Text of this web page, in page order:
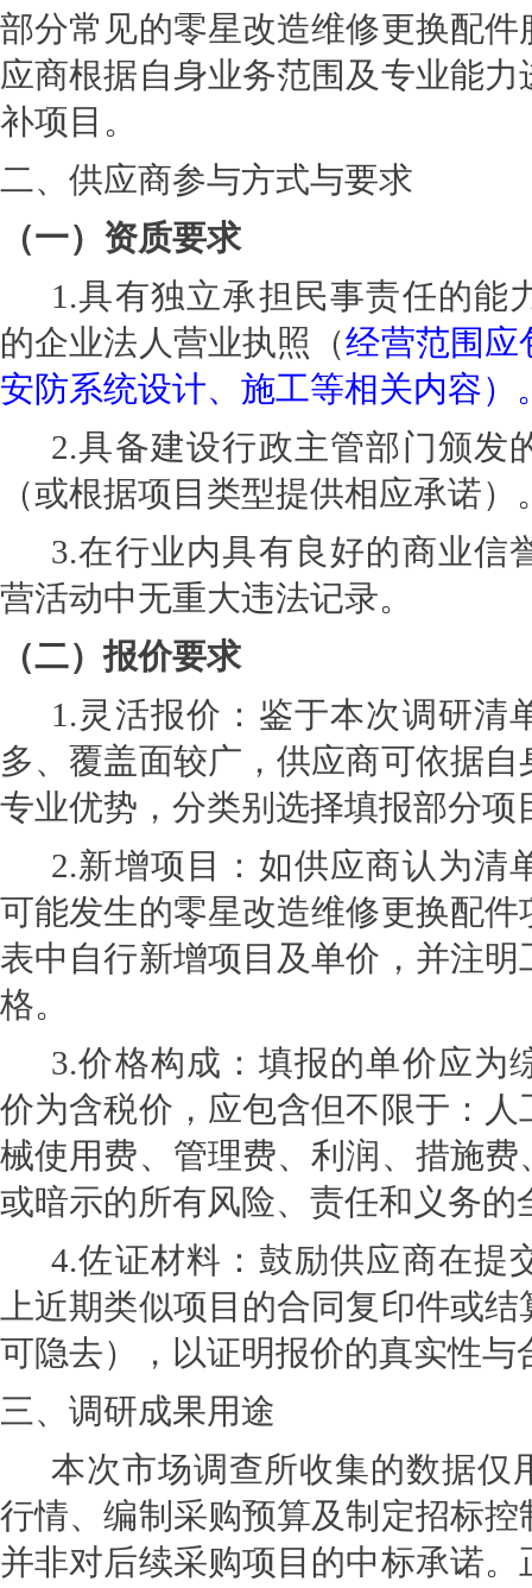
部分常见的零星改造维修更换配
应商根据自身业务范围及专业能
补项目。
二、供应商参与方式与要求
（一）资质要求
1.具有独立承担民事责任的能
的企业法人营业执照（经营范围应
安防系统设计、施工等相关内容）
2.具备建设行政主管部门颁发
（或根据项目类型提供相应承诺）
3.在行业内具有良好的商业信
营活动中无重大违法记录。
（二）报价要求
1.灵活报价： 鉴于本次调研清
多、覆盖面较广，供应商可依据
专业优势，分类别选择填报部分项
2.新增项目： 如供应商认为清
可能发生的零星改造维修更换配
表中自行新增项目及单价，并注
格。
3.价格构成： 填报的单价应为
价为含税价，应包含但不限于：
械使用费、管理费、利润、措施
或暗示的所有风险、责任和义务的
4.佐证材料： 鼓励供应商在提
上近期类似项目的合同复印件或
可隐去），以证明报价的真实性与
三、调研成果用途
本次市场调查所收集的数据仅
行情、编制采购预算及制定招标
并非对后续采购项目的中标承诺